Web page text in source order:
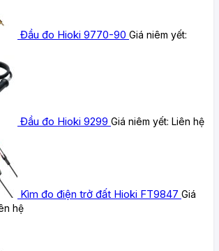
Đầu đo Hioki 9770-90 Giá niêm yết:
Đầu đo Hioki 9299 Giá niêm yết: Liên hệ
Kìm đo điện trở đất Hioki FT9847 Giá
hệ